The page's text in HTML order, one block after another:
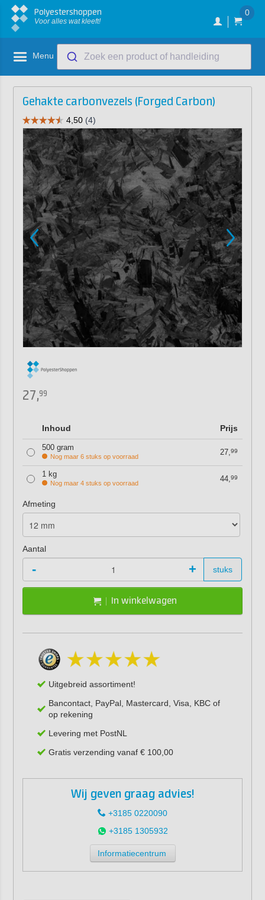
Polyestershoppen
Voor alles wat kleeft!
0
Menu Zoek een product of handleiding
Gehakte carbonvezels (Forged Carbon)
27,99
Inhoud Prijs
500 gram
Nog maar 6 stuks op voorraad 27,99
1 kg
Nog maar 4 stuks op voorraad 44,99
Afmeting
Aantal
- + stuks
In winkelwagen
Uitgebreid assortiment!
Bancontact, PayPal, Mastercard, Visa, KBC of
op rekening
Levering met PostNL
Gratis verzending vanaf € 100,00
Wij geven graag advies!
+3185 0220090
+3185 1305932
Informatiecentrum